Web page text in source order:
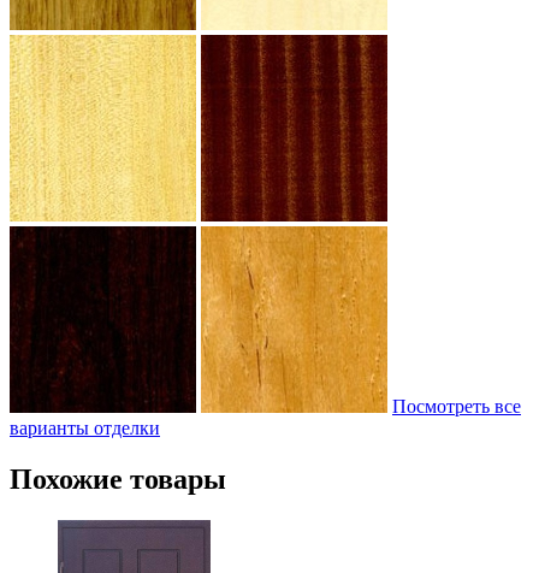
Посмотреть все
варианты отделки
Похожие товары